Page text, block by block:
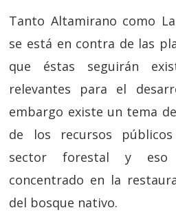
Tanto Altamirano como
se está en contra de las
que éstas seguirán
relevantes para el
embargo existe un tema
de los recursos
sector forestal y
concentrado en la
del bosque nativo.